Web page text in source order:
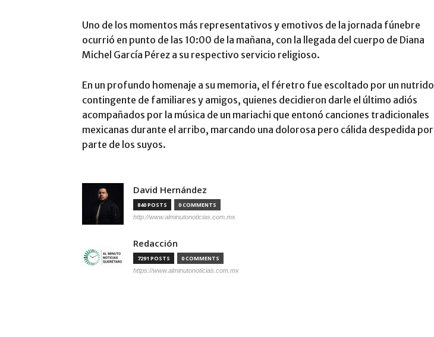
​Uno de los momentos más representativos y emotivos de la jornada fúnebre
ocurrió en punto de las 10:00 de la mañana, con la llegada del cuerpo de Diana
Michel García Pérez a su respectivo servicio religioso.
​En un profundo homenaje a su memoria, el féretro fue escoltado por un nutrido
contingente de familiares y amigos, quienes decidieron darle el último adiós
acompañados por la música de un mariachi que entonó canciones tradicionales
mexicanas durante el arribo, marcando una dolorosa pero cálida despedida por
parte de los suyos.
David Hernández
840 POSTS 0 COMMENTS
http://www.alminutonoticias.com.mx
Redacción
7291 POSTS 0 COMMENTS
https://www.alminutonoticias.com.mx